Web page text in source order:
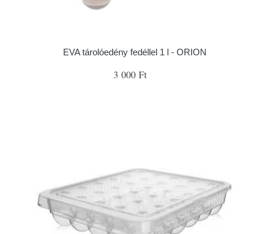
EVA tárolóedény fedéllel 1 l - ORION
3 000 Ft